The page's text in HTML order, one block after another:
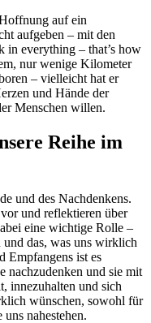
auf ein
aufgeben – mit den
in everything – that’s how
nur wenige Kilometer
– vielleicht hat er
und Hände der
Menschen willen.
Reihe im
und des Nachdenkens.
und reflektieren über
eine wichtige Rolle –
und das, was uns wirklich
Empfangens ist es
nachzudenken und sie mit
innezuhalten und sich
wünschen, sowohl für
nahestehen.